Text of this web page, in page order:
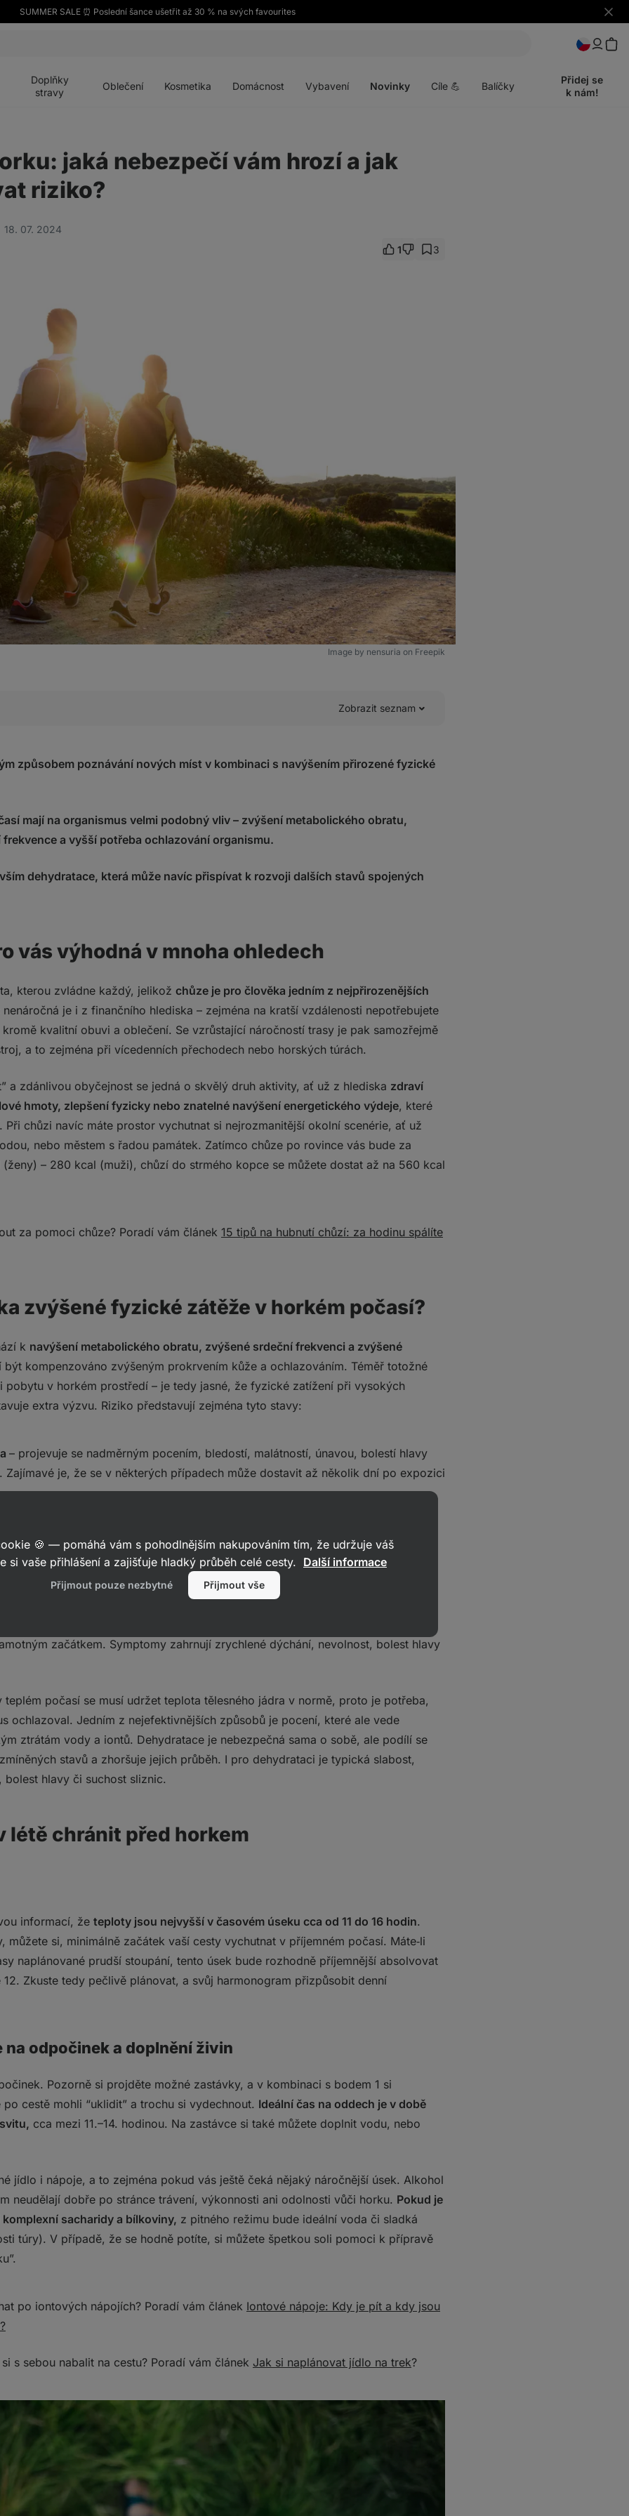
SUMMER SALE ⏰ Poslední šance ušetřit až 30 % na svých favourites
Skrýt
Doplňky
stravy
Oblečení Kosmetika Domácnost Vybavení Novinky Cíle 💪 Balíčky
Přidej se
k nám!
jaká nebezpečí vám hrozí a jak
riziko?
18. 07. 2024
1 3
Image by nensuria on Freepik
Zobrazit seznam
fyzické zátěže v horkém počasí?
před horkem
odpočinek a doplnění živin
slunečními brýlemi
a pokrývku hlavy
způsobem poznávání nových míst v kombinaci s navýšením přirozené fyzické
mají na organismus velmi podobný vliv – zvýšení metabolického obratu,
a vyšší potřeba ochlazování organismu.
dehydratace, která může navíc přispívat k rozvoji dalších stavů spojených
vás výhodná v mnoha ohledech
kterou zvládne každý, jelikož chůze je pro člověka jedním z nejpřirozenějších
nenáročná je i z finančního hlediska – zejména na kratší vzdálenosti nepotřebujete
kvalitní obuvi a oblečení. Se vzrůstající náročností trasy je pak samozřejmě
a to zejména při vícedenních přechodech nebo horských túrách.
a zdánlivou obyčejnost se jedná o skvělý druh aktivity, ať už z hlediska zdraví
hmoty, zlepšení fyzicky nebo znatelné navýšení energetického výdeje, které
Při chůzi navíc máte prostor vychutnat si nejrozmanitější okolní scenérie, ať už
nebo městem s řadou památek. Zatímco chůze po rovince vás bude za
– 280 kcal (muži), chůzí do strmého kopce se můžete dostat až na 560 kcal
za pomoci chůze? Poradí vám článek 15 tipů na hubnutí chůzí: za hodinu spálíte
zvýšené fyzické zátěže v horkém počasí?
k navýšení metabolického obratu, zvýšené srdeční frekvenci a zvýšené
být kompenzováno zvýšeným prokrvením kůže a ochlazováním. Téměř totožné
pobytu v horkém prostředí – je tedy jasné, že fyzické zatížení při vysokých
extra výzvu. Riziko představují zejména tyto stavy:
– projevuje se nadměrným pocením, bledostí, malátností, únavou, bolestí hlavy
Zajímavé je, že se v některých případech může dostavit až několik dní po expozici
celková slabost, únava, tepelné poškození kůže (typicky hlavy) nebo i ztuhlá
projevit až po několika dnech.
začátkem. Symptomy zahrnují zrychlené dýchání, nevolnost, bolest hlavy
teplém počasí se musí udržet teplota tělesného jádra v normě, proto je potřeba,
ochlazoval. Jedním z nejefektivnějších způsobů je pocení, které ale vede
ztrátám vody a iontů. Dehydratace je nebezpečná sama o sobě, ale podílí se
stavů a zhoršuje jejich průběh. I pro dehydrataci je typická slabost,
bolest hlavy či suchost sliznic.
létě chránit před horkem
informací, že teploty jsou nejvyšší v časovém úseku cca od 11 do 16 hodin.
můžete si, minimálně začátek vaší cesty vychutnat v příjemném počasí. Máte‑li
naplánované prudší stoupání, tento úsek bude rozhodně příjemnější absolvovat
Zkuste tedy pečlivě plánovat, a svůj harmonogram přizpůsobit denní
na odpočinek a doplnění živin
Pozorně si projděte možné zastávky, a v kombinaci s bodem 1 si
cestě mohli “uklidit” a trochu si vydechnout. Ideální čas na oddech je v době
cca mezi 11.–14. hodinou. Na zastávce si také můžete doplnit vodu, nebo
jídlo i nápoje, a to zejména pokud vás ještě čeká nějaký náročnější úsek. Alkohol
neudělají dobře po stránce trávení, výkonnosti ani odolnosti vůči horku. Pokud je
sacharidy a bílkoviny, z pitného režimu bude ideální voda či sladká
túry). V případě, že se hodně potíte, si můžete špetkou soli pomoci k přípravě
po iontových nápojích? Poradí vám článek Iontové nápoje: Kdy je pít a kdy jsou
s sebou nabalit na cestu? Poradí vám článek Jak si naplánovat jídlo na trek?
🍪 — pomáhá vám s pohodlnějším nakupováním tím, že udržuje váš
si vaše přihlášení a zajišťuje hladký průběh celé cesty. Další informace
Přijmout pouze nezbytné Přijmout vše